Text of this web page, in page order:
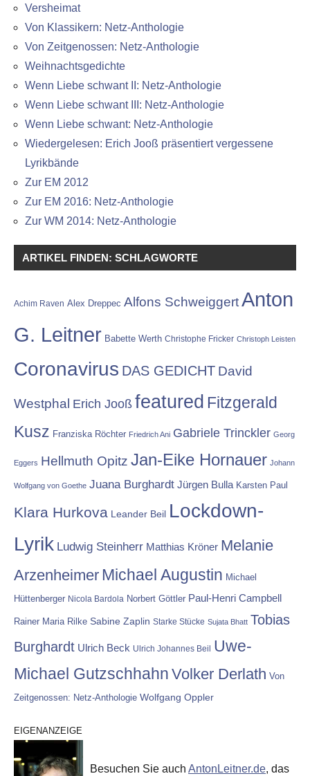
Versheimat
Von Klassikern: Netz-Anthologie
Von Zeitgenossen: Netz-Anthologie
Weihnachtsgedichte
Wenn Liebe schwant II: Netz-Anthologie
Wenn Liebe schwant III: Netz-Anthologie
Wenn Liebe schwant: Netz-Anthologie
Wiedergelesen: Erich Jooß präsentiert vergessene
Lyrikbände
Zur EM 2012
Zur EM 2016: Netz-Anthologie
Zur WM 2014: Netz-Anthologie
ARTIKEL FINDEN: SCHLAGWORTE
Achim Raven Alex Dreppec Alfons SchweiggertAnton
G. Leitner Babette Werth Christophe Fricker Christoph Leisten
Coronavirus DAS GEDICHT David
Westphal Erich Jooß featured Fitzgerald
Kusz Franziska Röchter Friedrich Ani Gabriele Trinckler Georg
Eggers Hellmuth Opitz Jan-Eike Hornauer Johann
Wolfgang von Goethe Juana Burghardt Jürgen Bulla Karsten Paul
Klara Hurkova Leander Beil Lockdown-
Lyrik Ludwig Steinherr Matthias Kröner Melanie
Arzenheimer Michael Augustin Michael
Hüttenberger Nicola Bardola Norbert Göttler Paul-Henri Campbell
Rainer Maria Rilke Sabine Zaplin Starke Stücke Sujata Bhatt Tobias
Burghardt Ulrich Beck Ulrich Johannes Beil
Uwe-
Michael Gutzschhahn Volker Derlath Von
Zeitgenossen: Netz-Anthologie Wolfgang Oppler
EIGENANZEIGE
Besuchen Sie auch AntonLeitner.de, das